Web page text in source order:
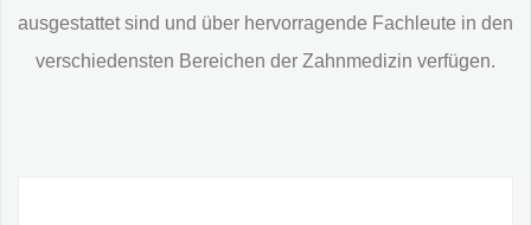
ausgestattet sind und über hervorragende Fachleute in den
verschiedensten Bereichen der Zahnmedizin verfügen.